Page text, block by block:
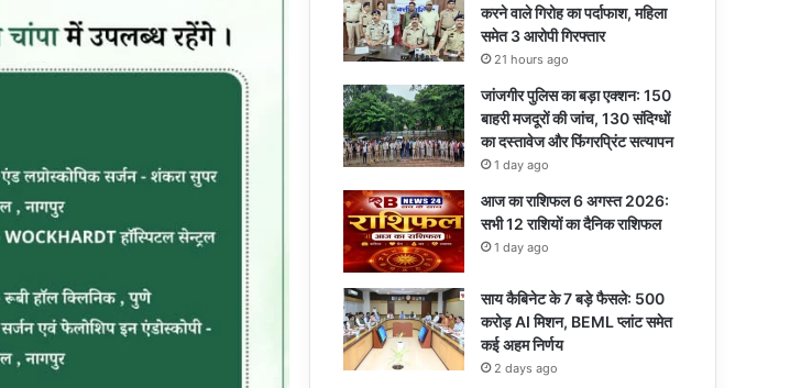
करने वाले गिरोह का पर्दाफाश, महिला
समेत 3 आरोपी गिरफ्तार
21 hours ago
जांजगीर पुलिस का बड़ा एक्शन: 150
बाहरी मजदूरों की जांच, 130 संदिग्धों
का दस्तावेज और फिंगरप्रिंट सत्यापन
1 day ago
आज का राशिफल 6 अगस्त 2026:
सभी 12 राशियों का दैनिक राशिफल
1 day ago
साय कैबिनेट के 7 बड़े फैसले: 500
करोड़ AI मिशन, BEML प्लांट समेत
कई अहम निर्णय
2 days ago